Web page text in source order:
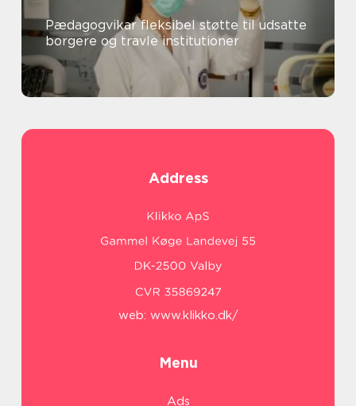
Pædagogvikar fleksibel støtte til udsatte
borgere og travle institutioner
Address
web: www.klikko.dk/
Menu
Ads